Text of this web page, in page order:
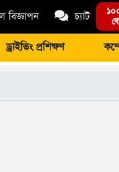
বিজ্ঞাপন চ্যাট
ড্রাইভিং প্রশিক্ষণ